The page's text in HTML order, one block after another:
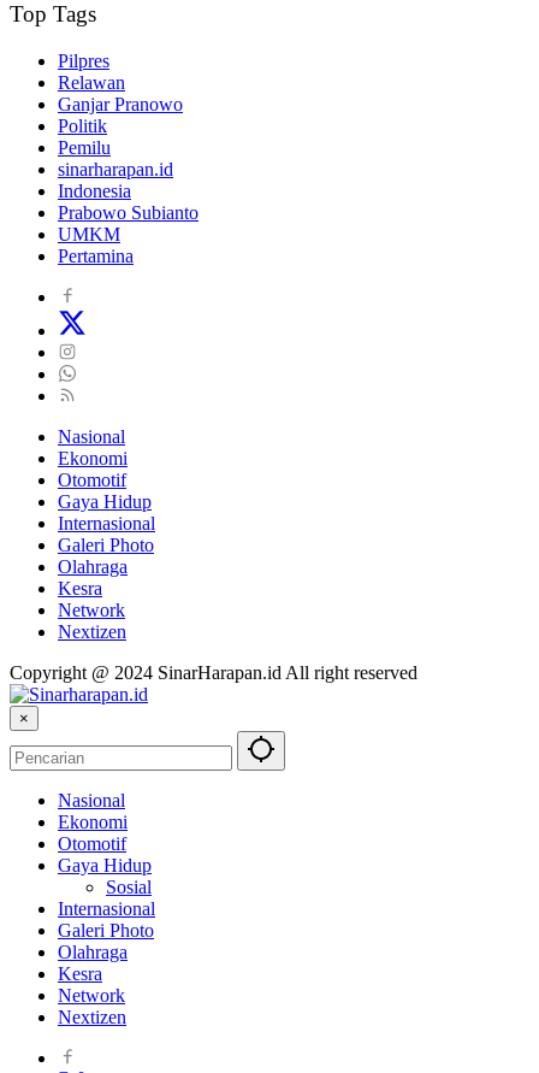
Top Tags
Pilpres
Relawan
Ganjar Pranowo
Politik
Pemilu
sinarharapan.id
Indonesia
Prabowo Subianto
UMKM
Pertamina
Nasional
Ekonomi
Otomotif
Gaya Hidup
Internasional
Galeri Photo
Olahraga
Kesra
Network
Nextizen
Copyright @ 2024 SinarHarapan.id All right reserved
×
Nasional
Ekonomi
Otomotif
Gaya Hidup
Sosial
Internasional
Galeri Photo
Olahraga
Kesra
Network
Nextizen